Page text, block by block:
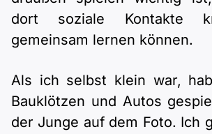
dort soziale Kontakte
gemeinsam lernen können.
Als ich selbst klein war,
Bauklötzen und Autos
der Junge auf dem Foto. Ich